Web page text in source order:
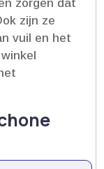
zorgen dat
zijn ze
vuil en het